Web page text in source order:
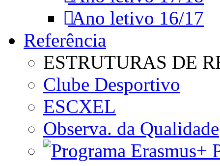
Ano letivo 16/17
Referência
ESTRUTURAS DE
Clube Desportivo
ESCXEL
Observa. da Qualidade